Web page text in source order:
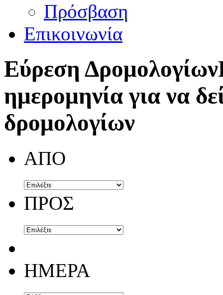
Πρόσβαση
Επικοινωνία
Εύρεση Δρομολογίων
ημερομηνία για να
δρομολογίων
ΑΠΟ
ΠΡΟΣ
ΗΜΕΡΑ